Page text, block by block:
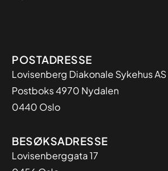
Adresse
POSTADRESSE
Lovisenberg Diakonale Sykehus AS
Postboks 4970 Nydalen
0440 Oslo
BESØKSADRESSE
Lovisenberggata 17